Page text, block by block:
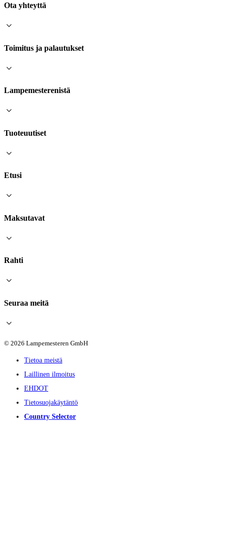
Ota yhteyttä
Toimitus ja palautukset
Lampemesterenistä
Tuoteuutiset
Etusi
Maksutavat
Rahti
Seuraa meitä
© 2026 Lampemesteren GmbH
Tietoa meistä
Laillinen ilmoitus
EHDOT
Tietosuojakäytäntö
Country Selector